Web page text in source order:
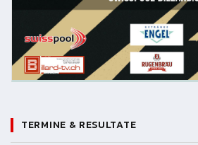
TERMINE & RESULTATE